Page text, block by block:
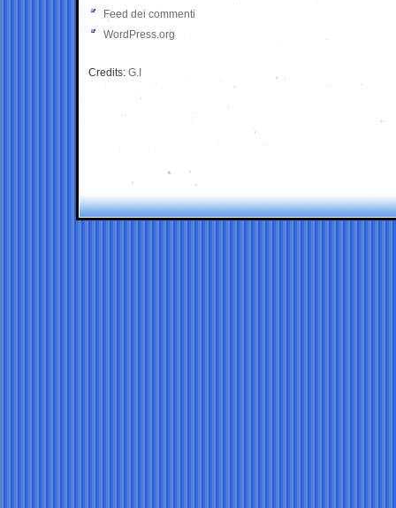
Feed dei commenti
WordPress.org
Credits: G.I